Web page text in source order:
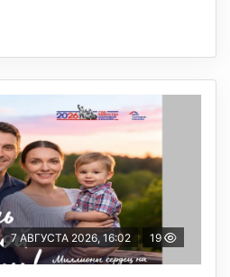
7 АВГУСТА 2026, 16:02 19